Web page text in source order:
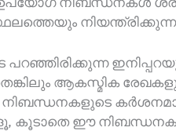
ആകസ്മിക
ഈ നിബന്ധനകളുടെ
കൂടാതെ ഈ